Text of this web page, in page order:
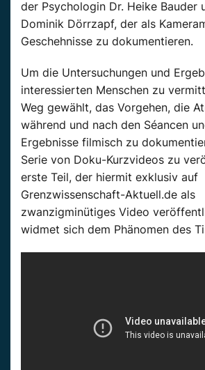
der Psychologin Dr. Heike Bauder
Dominik Dörrzapf, der als
Geschehnisse zu dokumentieren.
Um die Untersuchungen und
interessierten Menschen zu
Weg gewählt, das Vorgehen, die
während und nach den Séancen
Ergebnisse filmisch zu
Serie von Doku-Kurzvideos zu
erste Teil, der hiermit exklusiv auf
Grenzwissenschaft-Aktuell.de als
zwanzigminütiges Video
widmet sich dem Phänomen des